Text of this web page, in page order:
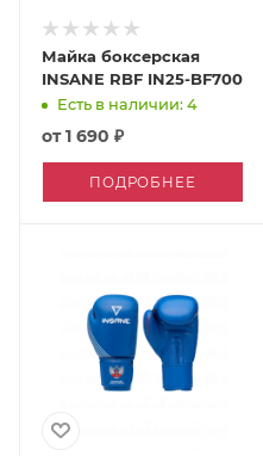
Майка боксерская
INSANE RBF IN25-BF700
Есть в наличии: 4
от1 690 ₽
ПОДРОБНЕЕ